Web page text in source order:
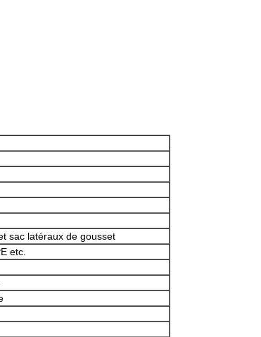
Laisser un message
Nous vous rappellerons bientôt!
sac latéraux de gousset
etc.